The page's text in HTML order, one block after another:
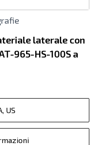
laterale con
965-HS-100S a
US